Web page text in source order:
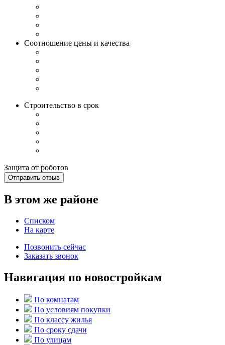
Соотношение цены и качества
Строительство в срок
Защита от роботов
Отправить отзыв
В этом же районе
Списком
На карте
Позвонить сейчас
Заказать звонок
Навигация по новостройкам
По комнатам
По условиям покупки
По классу жилья
По сроку сдачи
По улицам